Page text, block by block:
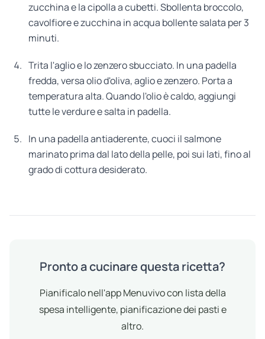
zucchina e la cipolla a cubetti. Sbollenta broccolo,
cavolfiore e zucchina in acqua bollente salata per 3
minuti.
Trita l'aglio e lo zenzero sbucciato. In una padella
fredda, versa olio d'oliva, aglio e zenzero. Porta a
temperatura alta. Quando l'olio è caldo, aggiungi
tutte le verdure e salta in padella.
In una padella antiaderente, cuoci il salmone
marinato prima dal lato della pelle, poi sui lati, fino al
grado di cottura desiderato.
Pronto a cucinare questa ricetta?
Pianificalo nell'app Menuvivo con lista della
spesa intelligente, pianificazione dei pasti e
altro.